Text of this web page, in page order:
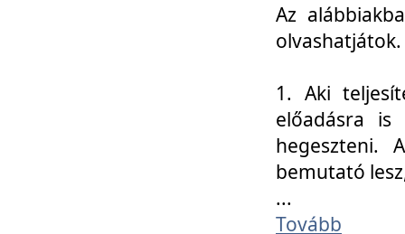
Az
olvashatjátok.
1. Aki
előadásra
hegeszteni.
bemutató
...
Tovább